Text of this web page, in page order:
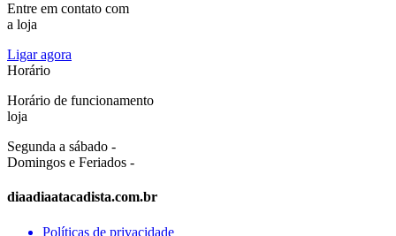
Entre em contato com
a loja
Ligar agora
Horário
Horário de funcionamento
loja
Segunda a sábado -
Domingos e Feriados -
diaadiaatacadista.com.br
Políticas de privacidade